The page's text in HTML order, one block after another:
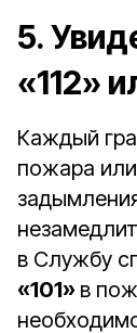
5.
«112»
Каждый
пожара или
в Службу
«101» в